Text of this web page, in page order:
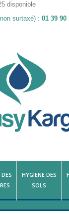
surtaxé) : 01 39 90
HYGIENE DES
SOLS